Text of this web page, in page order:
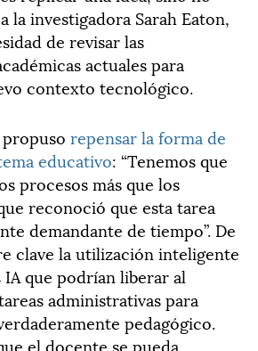
la investigadora Sarah Eaton,
de revisar las
actuales para
contexto tecnológico.
repensar la forma de
educativo: “Tenemos que
procesos más que los
reconoció que esta tarea
demandante de tiempo”. De
clave la utilización inteligente
que podrían liberar al
administrativas para
pedagógico.
el docente se pueda